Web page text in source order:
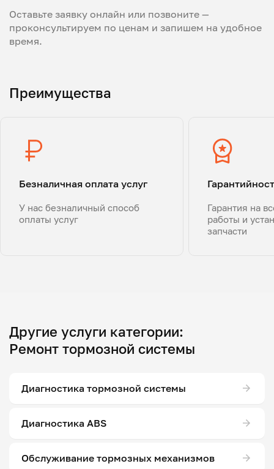
Оставьте заявку онлайн или позвоните —
проконсультируем по ценам и запишем на удобное
время.
Преимущества
Безналичная оплата услуг
У нас безналичный способ
оплаты услуг
Гарантия на
работы и
запчасти
Другие услуги категории:
Ремонт тормозной системы
Диагностика тормозной системы
Диагностика ABS
Обслуживание тормозных механизмов